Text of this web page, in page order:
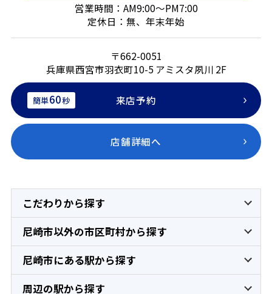
営業時間：AM9:00～PM7:00
定休日：無、年末年始
〒662-0051
兵庫県西宮市羽衣町10-5 アミスタ夙川 2F
簡単60秒 来店予約
店舗詳細へ
こだわりから探す
尼崎市以外の市区町村から探す
尼崎市にある駅から探す
周辺の駅から探す